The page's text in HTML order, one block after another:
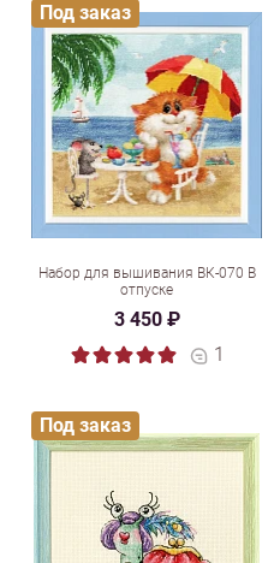
Набор для вышивания ВК-070 В
отпуске
3 450 ₽
1
Под заказ
Под заказ